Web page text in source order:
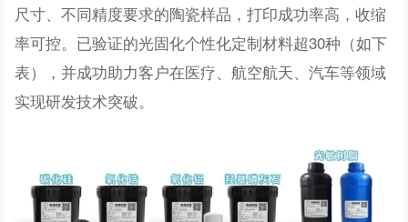
尺寸、不同精度要求的陶瓷样品，打印成功率高，收缩
率可控。已验证的光固化个性化定制材料超30种（如下
表），并成功助力客户在医疗、航空航天、汽车等领域
实现研发技术突破。